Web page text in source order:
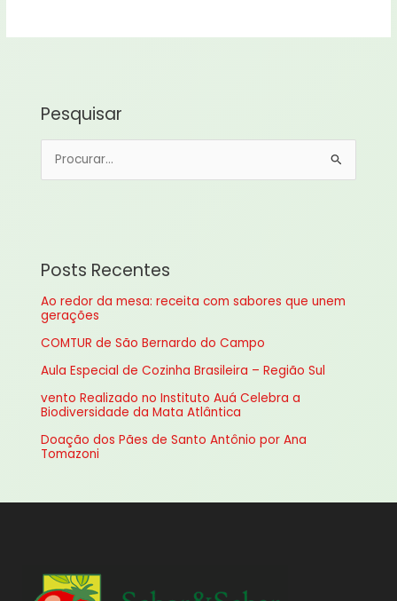
Pesquisar
i
s
p
o
:
Posts Recentes
Ao redor da mesa: receita com sabores que unem
gerações
COMTUR de São Bernardo do Campo
Aula Especial de Cozinha Brasileira – Região Sul
vento Realizado no Instituto Auá Celebra a
Biodiversidade da Mata Atlântica
Doação dos Pães de Santo Antônio por Ana
Tomazoni